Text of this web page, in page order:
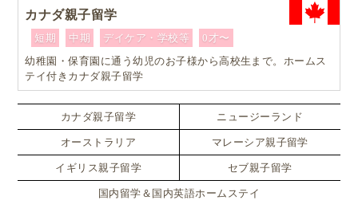
カナダ親子留学
短期 中期 デイケア・学校等
0才〜
幼稚園・保育園に通う幼児のお子様から高校生まで。ホームス
テイ付きカナダ親子留学
カナダ親子留学 ニュージーランド
オーストラリア マレーシア親子留学
イギリス親子留学 セブ親子留学
国内留学＆国内英語ホームステイ